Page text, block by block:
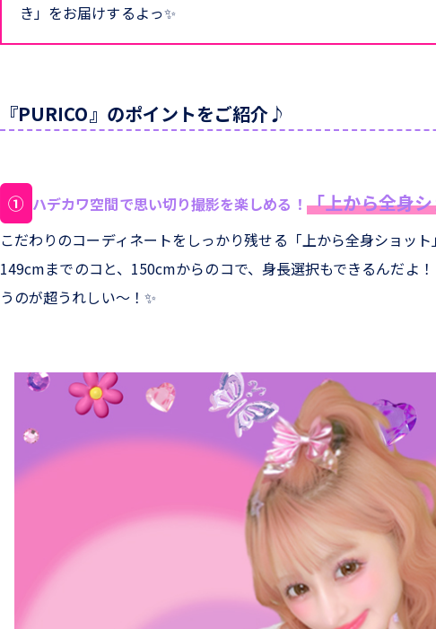
き」をお届けするよっ✨
『PURICO』のポイントをご紹介♪
① ハデカワ空間で思い切り撮影を楽しめる！ 「上から全身
こだわりのコーディネートをしっかり残せる「上から全身ショット
149cmまでのコと、150cmからのコで、身長選択もできるんだよ
うのが超うれしい～！✨